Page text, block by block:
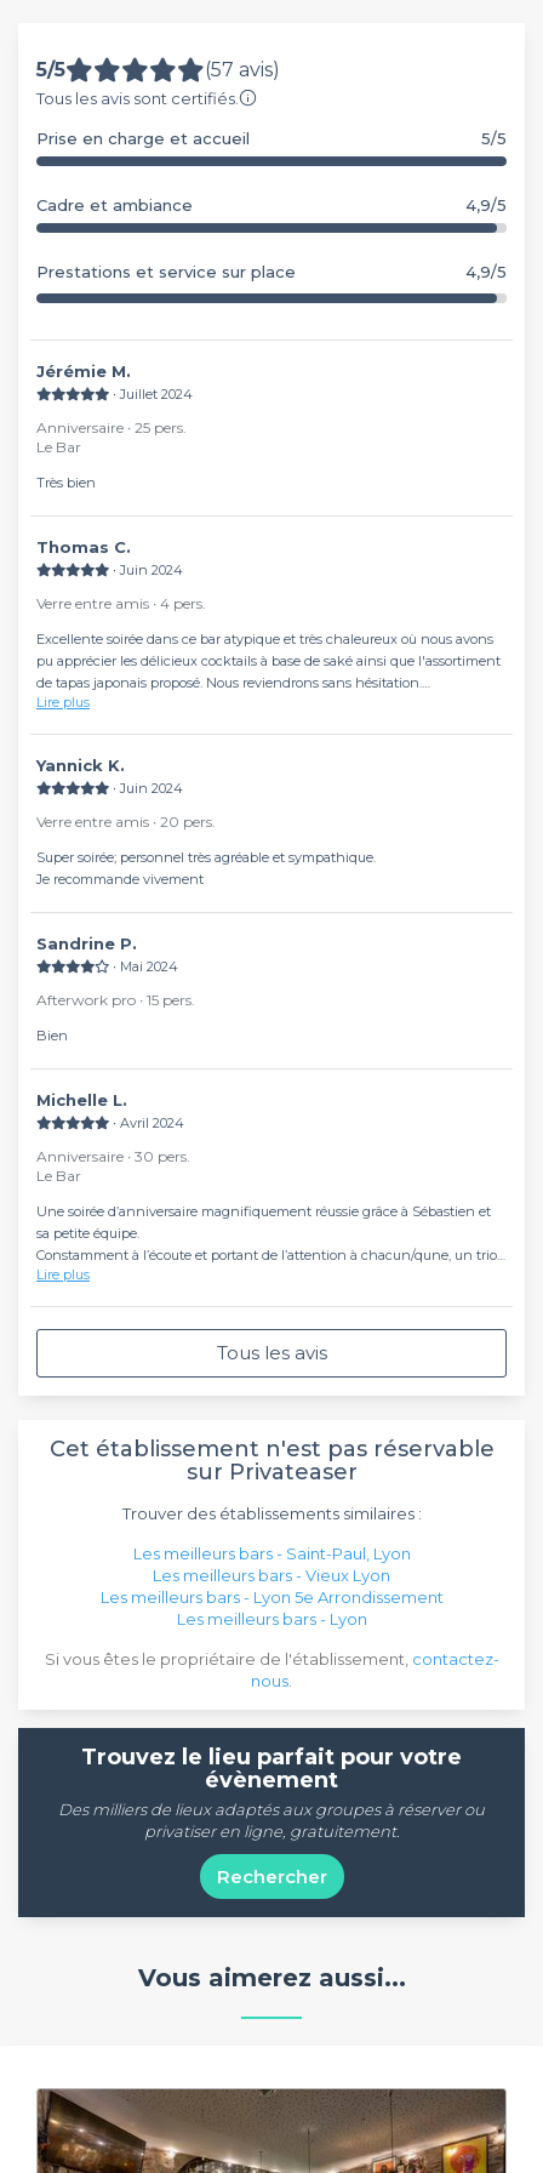
5/5 (57 avis)
Tous les avis sont certifiés.
Prise en charge et accueil 5/5
Cadre et ambiance 4,9/5
Prestations et service sur place 4,9/5
Jérémie M.
∙ Juillet 2024
Anniversaire ∙ 25 pers.
Le Bar
Très bien
Thomas C.
∙ Juin 2024
Verre entre amis ∙ 4 pers.
Excellente soirée dans ce bar atypique et très chaleureux où nous avons
pu apprécier les délicieux cocktails à base de saké ainsi que l'assortiment
de tapas japonais proposé. Nous reviendrons sans hésitation.
Embarquement pour le Japon assuré !
Lire plus
Yannick K.
∙ Juin 2024
Verre entre amis ∙ 20 pers.
Super soirée; personnel très agréable et sympathique.
Je recommande vivement
Sandrine P.
∙ Mai 2024
Afterwork pro ∙ 15 pers.
Bien
Michelle L.
∙ Avril 2024
Anniversaire ∙ 30 pers.
Le Bar
Une soirée d’anniversaire magnifiquement réussie grâce à Sébastien et
sa petite équipe.
Constamment à l’écoute et portant de l’attention à chacun/qune, un trio
vraiment très pro, patient, souriant et disponible. Un soin tout particulier a
Une mention particulière pour la qualité et le soin apporté à la
agencé, nous a offert un moment exceptionnel qui a convaincu tout le
monde et a largement concouru à graver la soirée dans les mémoires.
Lire plus
Tous les avis
Cet établissement n'est pas réservable
sur Privateaser
Trouver des établissements similaires :
Les meilleurs bars - Saint-Paul, Lyon
Les meilleurs bars - Vieux Lyon
Les meilleurs bars - Lyon 5e Arrondissement
Les meilleurs bars - Lyon
Si vous êtes le propriétaire de l'établissement, contactez-
nous
Trouvez le lieu parfait pour votre
évènement
Des milliers de lieux adaptés aux groupes à réserver ou
privatiser en ligne, gratuitement.
Rechercher
Vous aimerez aussi...